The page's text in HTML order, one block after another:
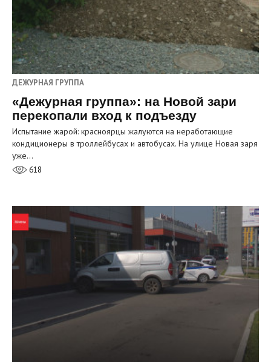
ДЕЖУРНАЯ ГРУППА
«Дежурная группа»: на Новой зари
перекопали вход к подъезду
Испытание жарой: красноярцы жалуются на неработающие
кондиционеры в троллейбусах и автобусах. На улице Новая заря
уже…
618